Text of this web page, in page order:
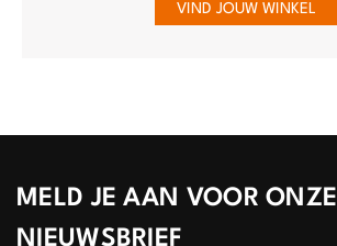
VIND JOUW WINKEL
MELD JE AAN VOOR ONZE
NIEUWSBRIEF